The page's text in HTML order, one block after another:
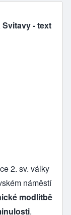
- text
2. sv. války
náměstí
modlitbě
.